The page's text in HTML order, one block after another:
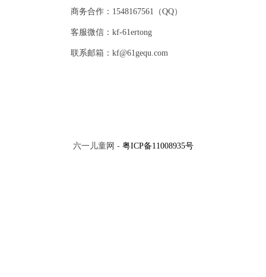
商务合作：1548167561（QQ）
客服微信：kf-61ertong
联系邮箱：kf@61gequ.com
六一儿童网 - 粤ICP备11008935号